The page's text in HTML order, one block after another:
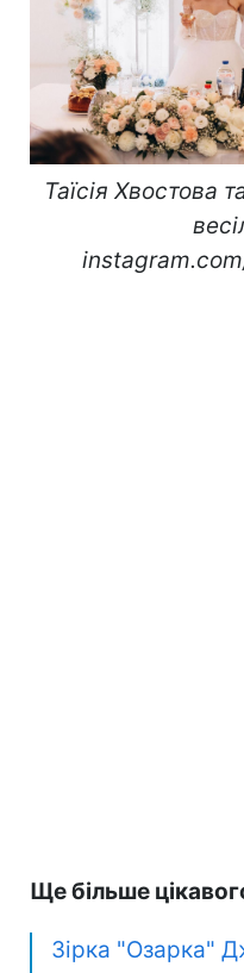
Таїсія Хвостова
Ще більше
Зірка "Озарка"